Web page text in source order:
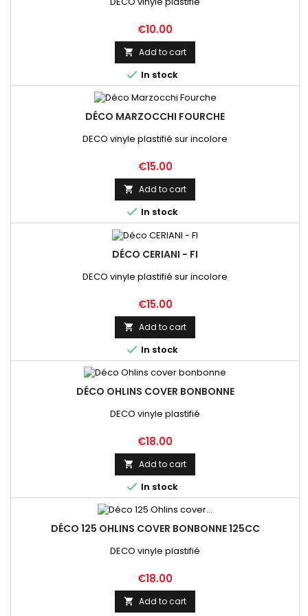
Price
€10.00
 Add to cart
 In stock
DÉCO MARZOCCHI FOURCHE
DECO vinyle plastifié sur incolore
Price
€15.00
 Add to cart
 In stock
DÉCO CERIANI - FI
DECO vinyle plastifié sur incolore
Price
€15.00
 Add to cart
 In stock
DÉCO OHLINS COVER BONBONNE
DECO vinyle plastifié
Price
€18.00
 Add to cart
 In stock
DÉCO 125 OHLINS COVER BONBONNE 125CC
DECO vinyle plastifié
Price
€18.00
 Add to cart